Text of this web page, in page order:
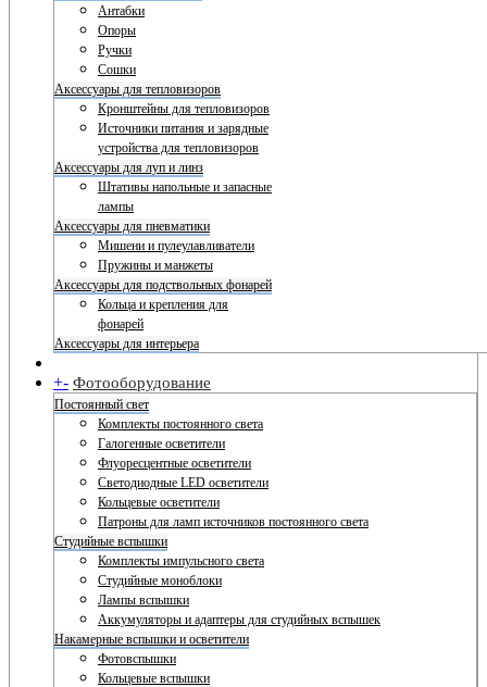
Антабки
Опоры
Ручки
Сошки
Аксессуары для тепловизоров
Кронштейны для тепловизоров
Источники питания и зарядные
устройства для тепловизоров
Аксессуары для луп и линз
Штативы напольные и запасные
лампы
Аксессуары для пневматики
Мишени и пулеулавливатели
Пружины и манжеты
Аксессуары для подствольных фонарей
Кольца и крепления для
фонарей
Аксессуары для интерьера
+- Фотооборудование
Постоянный свет
Комплекты постоянного света
Галогенные осветители
Флуоресцентные осветители
Светодиодные LED осветители
Кольцевые осветители
Патроны для ламп источников постоянного света
Студийные вспышки
Комплекты импульсного света
Студийные моноблоки
Лампы вспышки
Аккумуляторы и адаптеры для студийных вспышек
Накамерные вспышки и осветители
Фотовспышки
Кольцевые вспышки